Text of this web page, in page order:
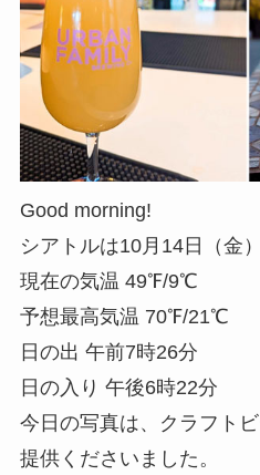
Good morning!
シアトルは10月14日（金
現在の気温 49℉/9℃
予想最高気温 70℉/21℃
日の出 午前7時26分
日の入り 午後6時22分
今日の写真は、クラフト
提供くださいました。